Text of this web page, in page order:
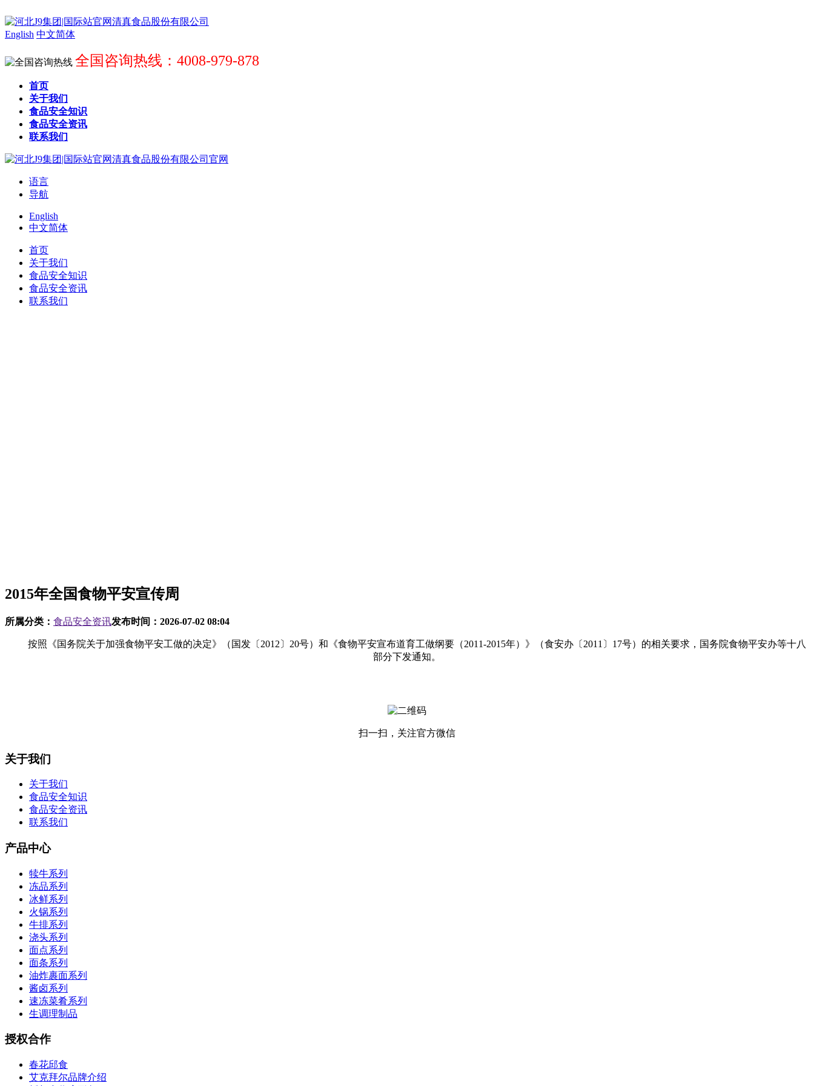
English 中文简体
全国咨询热线：4008-979-878
首页
关于我们
食品安全知识
食品安全资讯
联系我们
语言
导航
English
中文简体
首页
关于我们
食品安全知识
食品安全资讯
联系我们
2015年全国食物平安宣传周
所属分类： 食品安全资讯发布时间： 2026-07-02 08:04
按照《国务院关于加强食物平安工做的决定》（国发〔2012〕20号）和《食物平安宣布道育工做纲要（2011-2015年）》（食安办〔2011〕17号）的相关要求，国务院食物平安办等十八
部分下发通知。
扫一扫，关注官方微信
关于我们
关于我们
食品安全知识
食品安全资讯
联系我们
产品中心
犊牛系列
冻品系列
冰鲜系列
火锅系列
牛排系列
浇头系列
面点系列
面条系列
油炸裹面系列
酱卤系列
速冻菜肴系列
生调理制品
授权合作
春花邱食
艾克拜尔品牌介绍